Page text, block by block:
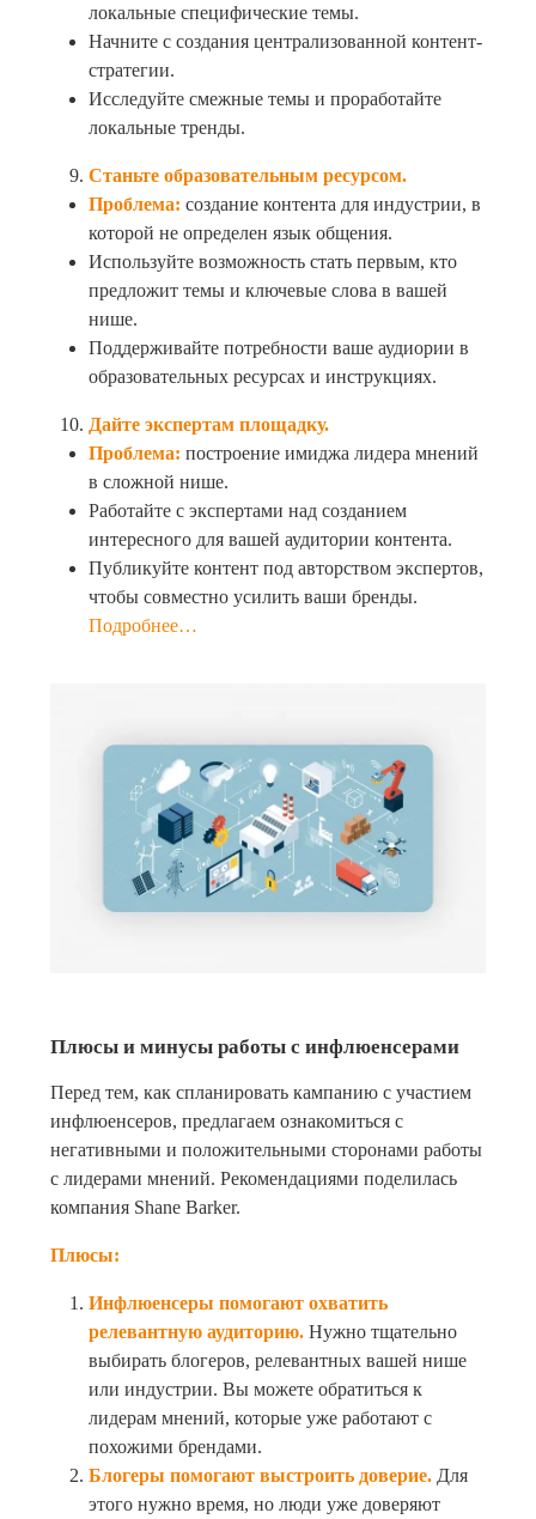
локальные специфические темы.
Начните с создания централизованной контент-
стратегии.
Исследуйте смежные темы и проработайте
локальные тренды.
Станьте образовательным ресурсом.
Проблема: создание контента для индустрии, в
которой не определен язык общения.
Используйте возможность стать первым, кто
предложит темы и ключевые слова в вашей
нише.
Поддерживайте потребности ваше аудиории в
образовательных ресурсах и инструкциях.
Дайте экспертам площадку.
Проблема: построение имиджа лидера мнений
в сложной нише.
Работайте с экспертами над созданием
интересного для вашей аудитории контента.
Публикуйте контент под авторством экспертов,
чтобы совместно усилить ваши бренды.
Подробнее…
Плюсы и минусы работы с инфлюенсерами
Перед тем, как спланировать кампанию с участием
инфлюенсеров, предлагаем ознакомиться с
негативными и положительными сторонами работы
с лидерами мнений. Рекомендациями поделилась
компания Shane Barker.
Плюсы:
Инфлюенсеры помогают охватить
релевантную аудиторию. Нужно тщательно
выбирать блогеров, релевантных вашей нише
или индустрии. Вы можете обратиться к
лидерам мнений, которые уже работают с
похожими брендами.
Блогеры помогают выстроить доверие. Для
этого нужно время, но люди уже доверяют